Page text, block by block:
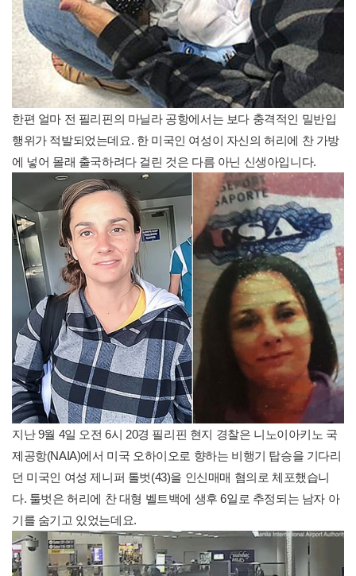
한편 얼마 전 필리핀의 마닐라 공항에서는 보다 충격적인 밀반입
행위가 적발되었는데요. 한 미국인 여성이 자신의 허리에 찬 가방
에 넣어 몰래 출국하려다 걸린 것은 다름 아닌 신생아입니다.
지난 9월 4일 오전 6시 20경 필리핀 현지 경찰은 니노이아키노 국
제공항(NAIA)에서 미국 오하이오로 향하는 비행기 탑승을 기다리
던 미국인 여성 제니퍼 톨벗(43)을 인신매매 혐의로 체포했습니
다. 툴벗은 허리에 찬 대형 벨트백에 생후 6일로 추정되는 남자 아
기를 숨기고 있었는데요.